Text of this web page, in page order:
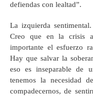
defiendas con lealtad”.
La izquierda
Creo que en la crisis
importante el esfuerzo
Hay que salvar la
eso es inseparable de
tenemos la necesidad
compadecernos, de